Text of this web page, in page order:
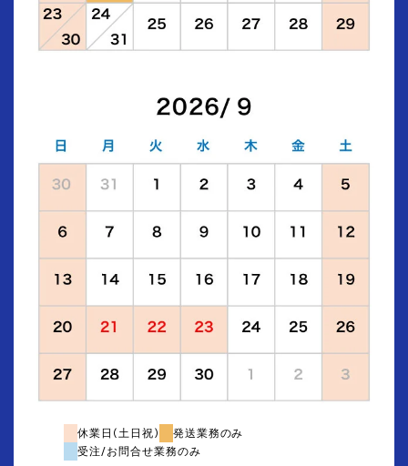
休業日(土日祝)
発送業務のみ
受注/お問合せ業務のみ